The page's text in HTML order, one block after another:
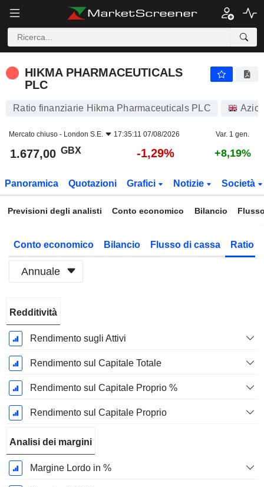
HIKMA PHARMACEUTICALS
PLC
Ratio finanziarie Hikma Pharmaceuticals PLC
Mercato chiuso - London S.E. 17:35:11 07/08/2026 Var. 1 gen.
1.677,00 GBX -1,29% +8,19%
Panoramica Quotazioni Grafici Notizie Società
Previsioni degli analisti Conto economico Bilancio
Conto economico Bilancio Flusso di cassa Ratio
Annuale
Fiscale:
Dicembre
Redditività
Rendimento sugli Attivi
Rendimento sul Capitale Totale
Rendimento sul Capitale Proprio %
Rendimento sul Capitale Proprio
Analisi dei margini
Margine Lordo in %